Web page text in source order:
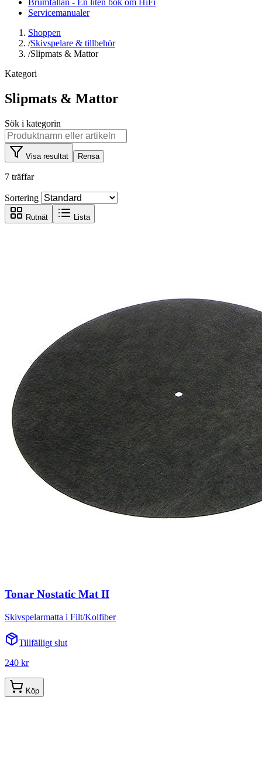
Servicemanualer
Shoppen
/Skivspelare & tillbehör
/Slipmats & Mattor
Kategori
Slipmats & Mattor
Sök i kategorin
Visa resultat Rensa
7 träffar
Sortering
Rutnät Lista
Tonar Nostatic Mat II
Skivspelarmatta i Filt/Kolfiber
Tillfälligt slut
240 kr
Köp